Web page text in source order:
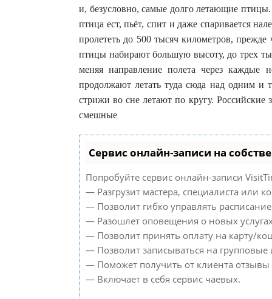
и, безусловно, самые долго летающие
птица ест, пьёт, спит и даже спаривается
пролететь до 500 тысяч километров,
птицы набирают большую высоту, до трех
меняя направление полета через каждые
продолжают летать туда сюда над одним и
стрижи во сне летают по кругу.
смешные
Сервис онлайн-записи на
Попробуйте сервис онлайн-записи
— Разгрузит мастера, специалиста или
— Позволит гибко управлять
— Разошлет оповещения о новых
— Позволит принять оплату на карту/
— Позволит записываться на
— Поможет получить от клиента отзывы
— Включает в себя сервис чаевых.